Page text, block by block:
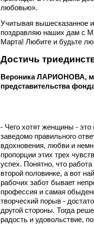
любовью».
Учитывая вышесказанное
поздравляю наших дам с
Марта! Любите и будьте
Достичь
Вероника ЛАРИОНОВА,
представительства
- Чего хотят женщины - это
заведомо правильного
вдохновения, любви и
пропорции этих трех
успех. Понятно, что
второй половинке, а вот
рабочих забот бывает
профессия и самая
творческий порыв -
другой стороны. Тогда
радость и удовольствие,